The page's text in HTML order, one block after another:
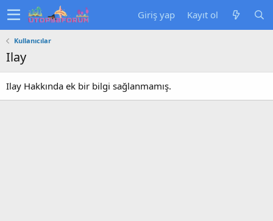
Giriş yap Kayıt ol
Kullanıcılar
Ilay
Ilay Hakkında ek bir bilgi sağlanmamış.